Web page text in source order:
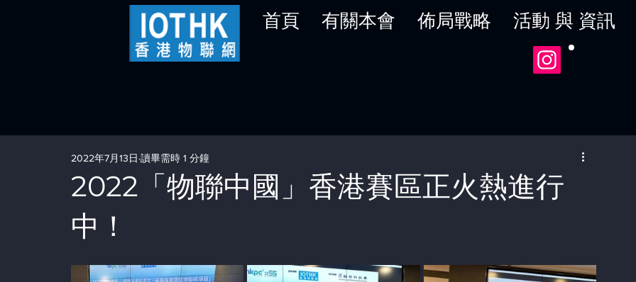
首頁 有關本會 佈局戰略 活動 與 資訊
2022「物聯中國」香港賽區正火熱進行
中！
2022年7月13日 讀畢需時 1 分鐘